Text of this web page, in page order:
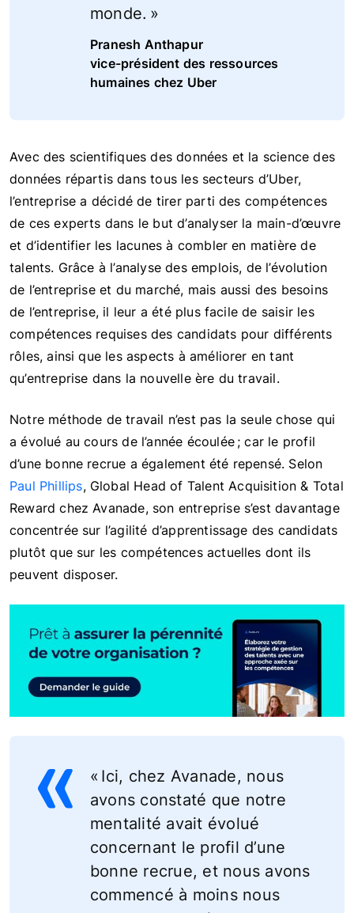
monde. »
Pranesh Anthapur
vice-président des ressources
humaines chez Uber
Avec des scientifiques des données et la science des
données répartis dans tous les secteurs d’Uber,
l’entreprise a décidé de tirer parti des compétences
de ces experts dans le but d’analyser la main-d’œuvre
et d’identifier les lacunes à combler en matière de
talents. Grâce à l’analyse des emplois, de l’évolution
de l’entreprise et du marché, mais aussi des besoins
de l’entreprise, il leur a été plus facile de saisir les
compétences requises des candidats pour différents
rôles, ainsi que les aspects à améliorer en tant
qu’entreprise dans la nouvelle ère du travail.
Notre méthode de travail n’est pas la seule chose qui
a évolué au cours de l’année écoulée ; car le profil
d’une bonne recrue a également été repensé. Selon
Paul Phillips, Global Head of Talent Acquisition & Total
Reward chez Avanade, son entreprise s’est davantage
concentrée sur l’agilité d’apprentissage des candidats
plutôt que sur les compétences actuelles dont ils
peuvent disposer.
« Ici, chez Avanade, nous
avons constaté que notre
mentalité avait évolué
concernant le profil d’une
bonne recrue, et nous avons
commencé à moins nous